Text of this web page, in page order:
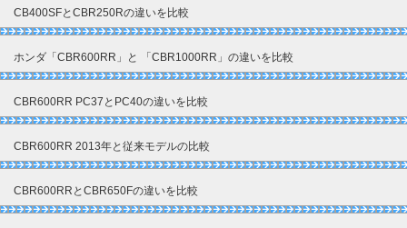
CB400SFとCBR250Rの違いを比較
ホンダ「CBR600RR」と 「CBR1000RR」の違いを比較
CBR600RR PC37とPC40の違いを比較
CBR600RR 2013年と従来モデルの比較
CBR600RRとCBR650Fの違いを比較